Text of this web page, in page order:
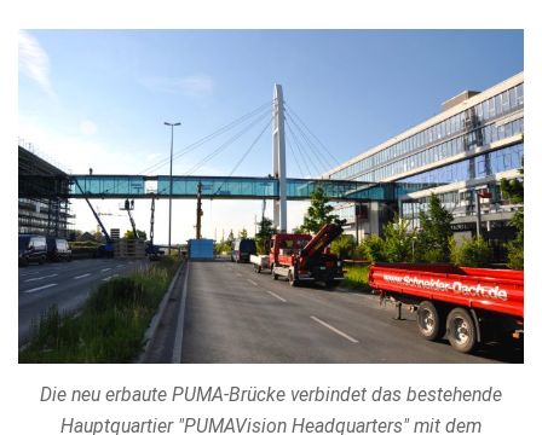
Die neu erbaute PUMA-Brücke verbindet das bestehende
Hauptquartier "PUMAVision Headquarters" mit dem